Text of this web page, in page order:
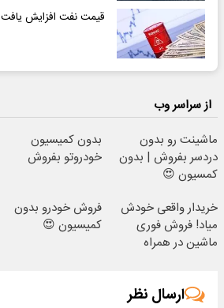
قیمت نفت افزایش یافت
از سراسر وب
ماشینت رو بدون
دردسر بفروش | بدون
کمسیون 😍
بدون کمیسیون
خودروتو بفروش
خریدار واقعی خودش
میاد! فروش فوری
ماشین در همراه
فروش خودرو بدون
کمیسیون 😍
ارسال نظر